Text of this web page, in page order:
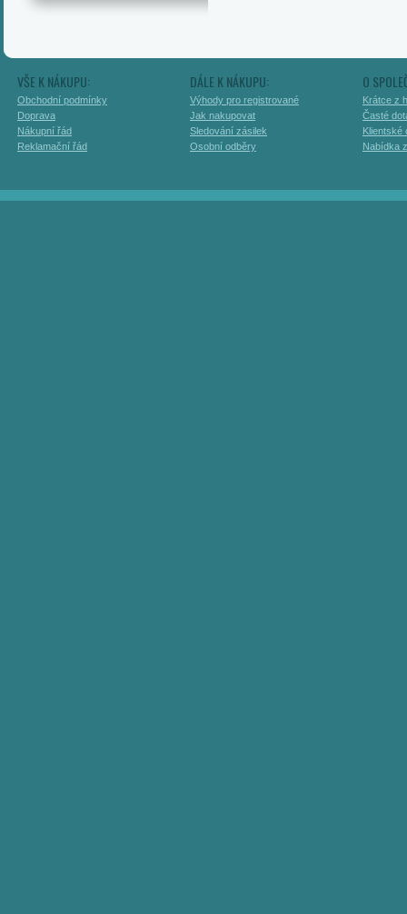
VŠE K NÁKUPU:
Obchodní podmínky
Doprava
Nákupní řád
Reklamační řád
DÁLE K NÁKUPU:
Výhody pro registrované
Jak nakupovat
Sledování zásilek
Osobní odběry
O
Krátce z
Časté
Klientské
Nabídka